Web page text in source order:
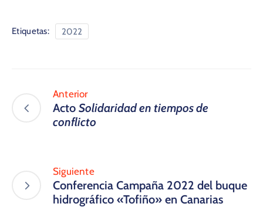
Etiquetas: 2022
Anterior
Acto Solidaridad en tiempos de
conflicto
Siguiente
Conferencia Campaña 2022 del buque
hidrográfico «Tofiño» en Canarias